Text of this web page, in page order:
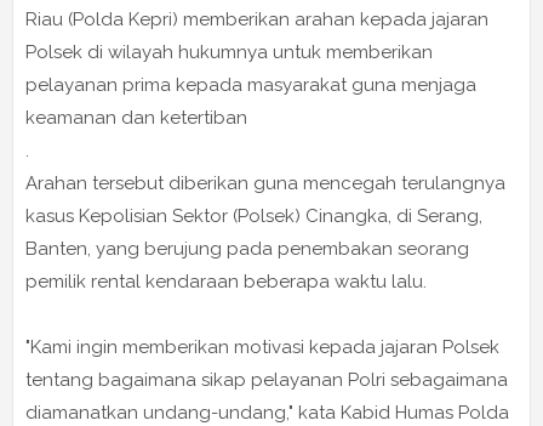
Riau (Polda Kepri) memberikan arahan kepada jajaran
Polsek di wilayah hukumnya untuk memberikan
pelayanan prima kepada masyarakat guna menjaga
keamanan dan ketertiban
.
Arahan tersebut diberikan guna mencegah terulangnya
kasus Kepolisian Sektor (Polsek) Cinangka, di Serang,
Banten, yang berujung pada penembakan seorang
pemilik rental kendaraan beberapa waktu lalu.
"Kami ingin memberikan motivasi kepada jajaran Polsek
tentang bagaimana sikap pelayanan Polri sebagaimana
diamanatkan undang-undang," kata Kabid Humas Polda